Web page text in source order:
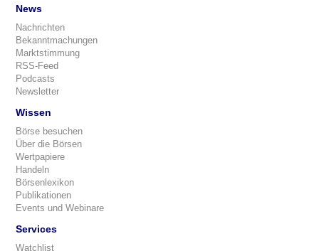
News
Nachrichten
Bekanntmachungen
Marktstimmung
RSS-Feed
Podcasts
Newsletter
Wissen
Börse besuchen
Über die Börsen
Wertpapiere
Handeln
Börsenlexikon
Publikationen
Events und Webinare
Services
Watchlist